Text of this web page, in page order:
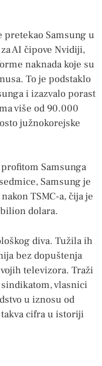
pretekao Samsung u
AI čipove Nvidiji,
naknada koje su
To je podstaklo
i izazvalo porast
više od 90.000
južnokorejske
Samsunga
Samsung je
TSMC-a, čija je
dolara.
diva. Tužila ih
bez dopuštenja
televizora. Traži
vlasnici
u iznosu od
cifra u istoriji